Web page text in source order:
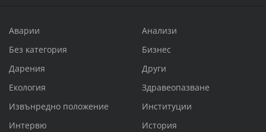
Аварии
Анализи
Без категория
Бизнес
Дарения
Други
Екология
Здравеопазване
Извънредно положение
Институции
Интервю
История